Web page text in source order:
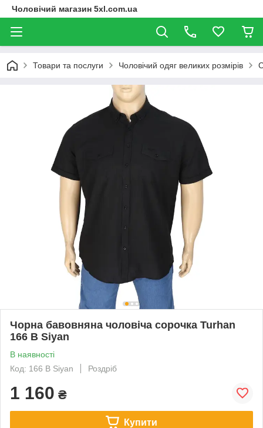
Чоловічий магазин 5xl.com.ua
Товари та послуги Чоловічий одяг великих розмірів
Чорна бавовняна чоловіча сорочка Turhan
166 B Siyan
В наявності
Код: 166 B Siyan
Роздріб
1 160 ₴
Купити